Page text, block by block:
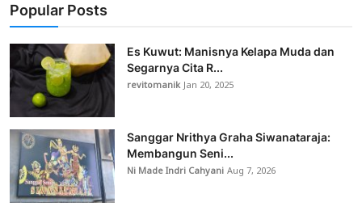
Popular Posts
Es Kuwut: Manisnya Kelapa Muda dan
Segarnya Cita R...
revitomanikJan 20, 2025
Sanggar Nrithya Graha Siwanataraja:
Membangun Seni...
Ni Made Indri CahyaniAug 7, 2026